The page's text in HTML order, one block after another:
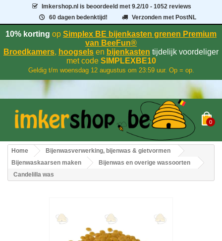
Imkershop.nl is beoordeeld met9.2/10 - 1052 reviews
60 dagen bedenktijd!
Verzonden met PostNL
10% korting op Simplex BE bijenkasten grenen Premium
van BeeFun®
Broedkamers, hoogsels en bijenkasten tijdelijk voordeliger
met codeSIMPLEXBE10
Geldig t/m woensdag 12 augustus om 23:59 uur. Op = op.
0
Home
Bijenwasverwerking, bijenwas & gietvormen
Bijenwaskaarsen maken
Bijenwas en overige wassoorten
Candelilla was